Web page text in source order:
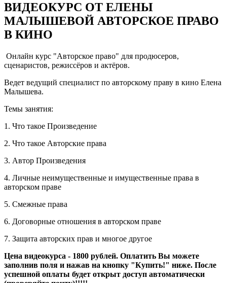
ВИДЕОКУРС ОТ ЕЛЕНЫ
МАЛЫШЕВОЙ АВТОРСКОЕ ПРАВО
В КИНО
Онлайн курс "Авторское право" для продюсеров,
сценаристов, режиссёров и актёров.
Ведет ведущий специалист по авторскому праву в кино Елена
Малышева.
Темы занятия:
1. Что такое Произведение
2. Что такое Авторские права
3. Автор Произведения
4. Личные неимущественные и имущественные права в
авторском праве
5. Смежные права
6. Договорные отношения в авторском праве
7. Защита авторских прав и многое другое
Цена видеокурса - 1800 рублей. Оплатить Вы можете
заполнив поля и нажав на кнопку "Купить!" ниже. После
успешной оплаты будет открыт доступ автоматически